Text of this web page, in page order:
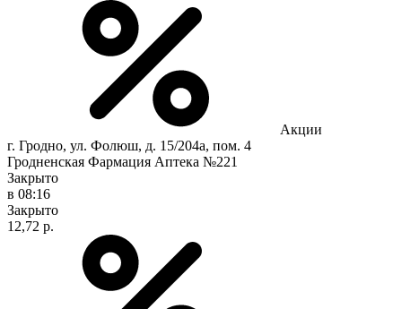
Акции
г. Гродно, ул. Фолюш, д. 15/204а, пом. 4
Гродненская Фармация Аптека №221
Закрыто
в 08:16
Закрыто
12,72 р.